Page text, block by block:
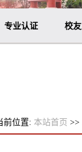
专业认证 校
前位置: 本站首页 >>